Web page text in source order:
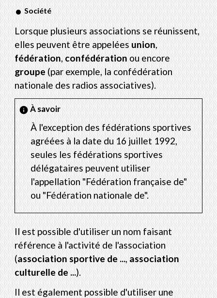
Société
Lorsque plusieurs associations se réunissent,
elles peuvent être appeléesunion,
fédération,confédérationou encore
groupe(par exemple, la confédération
nationale des radios associatives).
infoÀ savoir
À l'exception des fédérations sportives
agréées à la date du 16 juillet 1992,
seules les fédérations sportives
délégataires peuvent utiliser
l'appellation "Fédération française de"
ou "Fédération nationale de".
Il est possible d'utiliser un nom faisant
référence à l'activité de l'association
(association sportive de ...,association
culturelle de ...).
Il est également possible d'utiliser une